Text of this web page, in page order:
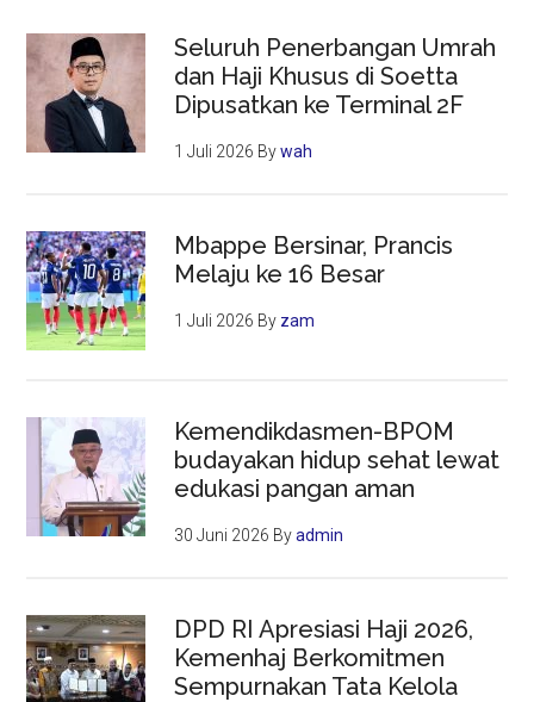
Seluruh Penerbangan Umrah
dan Haji Khusus di Soetta
Dipusatkan ke Terminal 2F
1 Juli 2026 Bywah
Mbappe Bersinar, Prancis
Melaju ke 16 Besar
1 Juli 2026 By zam
Kemendikdasmen-BPOM
budayakan hidup sehat lewat
edukasi pangan aman
30 Juni 2026 Byadmin
DPD RI Apresiasi Haji 2026,
Kemenhaj Berkomitmen
Sempurnakan Tata Kelola